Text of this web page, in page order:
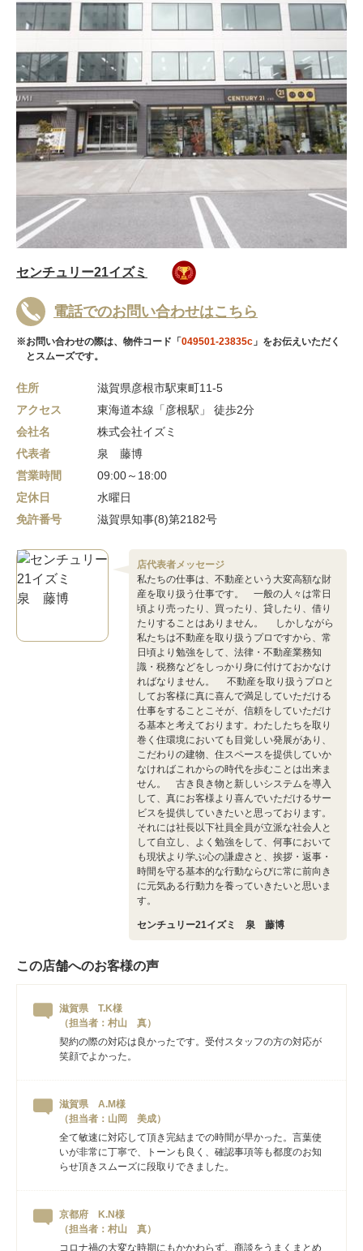
センチュリー21イズミ
電話でのお問い合わせはこちら
※お問い合わせの際は、物件コード「 049501-23835c 」をお伝えいただく
とスムーズです。
住所
滋賀県彦根市駅東町11-5
アクセス
東海道本線「彦根駅」 徒歩2分
会社名
株式会社イズミ
代表者
泉 藤博
営業時間
09:00～18:00
定休日
水曜日
免許番号
滋賀県知事(8)第2182号
店代表者メッセージ
私たちの仕事は、不動産という大変高額な財
産を取り扱う仕事です。 一般の人々は常日
頃より売ったり、買ったり、貸したり、借り
たりすることはありません。 しかしながら
私たちは不動産を取り扱うプロですから、常
日頃より勉強をして、法律・不動産業務知
識・税務などをしっかり身に付けておかなけ
ればなりません。 不動産を取り扱うプロと
してお客様に真に喜んで満足していただける
仕事をすることこそが、信頼をしていただけ
る基本と考えております。わたしたちを取り
巻く住環境においても目覚しい発展があり、
こだわりの建物、住スペースを提供していか
なければこれからの時代を歩むことは出来ま
せん。 古き良き物と新しいシステムを導入
して、真にお客様より喜んでいただけるサー
ビスを提供していきたいと思っております。
それには社長以下社員全員が立派な社会人と
して自立し、よく勉強をして、何事において
も現状より学ぶ心の謙虚さと、挨拶・返事・
時間を守る基本的な行動ならびに常に前向き
に元気ある行動力を養っていきたいと思いま
す。
センチュリー21イズミ 泉 藤博
この店舗へのお客様の声
滋賀県 T.K様
（担当者：村山 真）
契約の際の対応は良かったです。受付スタッフの方の対応が
笑顔でよかった。
滋賀県 A.M様
（担当者：山岡 美成）
全て敏速に対応して頂き完結までの時間が早かった。言葉使
いが非常に丁寧で、トーンも良く、確認事項等も都度のお知
らせ頂きスムーズに段取りできました。
京都府 K.N様
（担当者：村山 真）
コロナ禍の大変な時期にもかかわらず、商談をうまくまとめ